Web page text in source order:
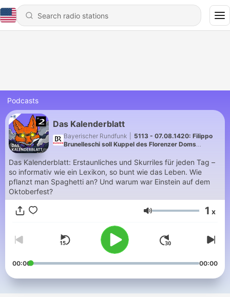
Podcasts
Das Kalenderblatt
Bayerischer Rundfunk
5113 - 07.08.1420: Filippo
Brunelleschi soll Kuppel des Florenzer Doms
Das Kalenderblatt: Erstaunliches und Skurriles für jeden Tag –
so informativ wie ein Lexikon, so bunt wie das Leben. Wie
pflanzt man Spaghetti an? Und warum war Einstein auf dem
Oktoberfest?
Volume 1 x
00:00 00:00